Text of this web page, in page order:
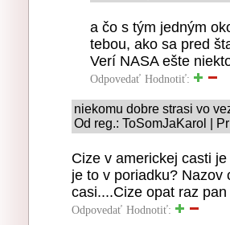
a čo s tým jedným
tebou, ako sa pred
Verí NASA ešte
Odpovedať Hodnotiť:
niekomu dobre strasi vo
Od reg.: ToSomJaKarol |
Cize v americkej casti
je to v poriadku? Nazov
casi....Cize opat raz
Odpovedať Hodnotiť: